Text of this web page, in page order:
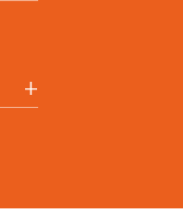
+